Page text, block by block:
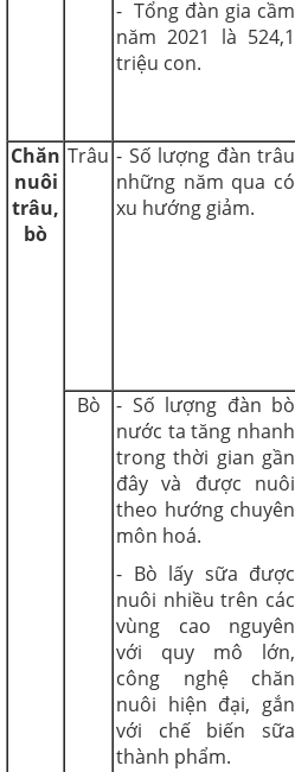
- Tổng đàn gia cầm
năm 2021 là 524,1
triệu con.
Chăn
nuôi
trâu,
bò
Trâu - Số lượng đàn trâu
những năm qua có
xu hướng giảm.
Bò
- Số lượng đàn bò
nước ta tăng nhanh
trong thời gian gần
đây và được nuôi
theo hướng chuyên
môn hoá.
- Bò lấy sữa được
nuôi nhiều trên các
vùng cao nguyên
với quy mô lớn,
công nghệ chăn
nuôi hiện đại, gắn
với chế biến sữa
thành phẩm.